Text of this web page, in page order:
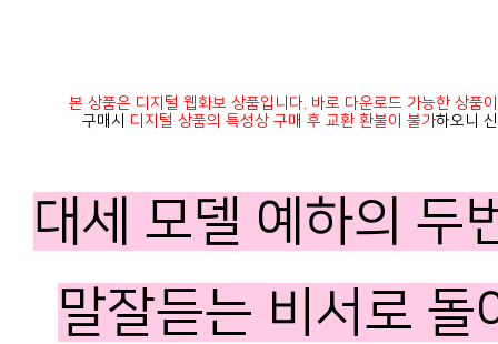
본 상품은 디지털 웹화보 상품입니다. 바로 다운로드 가능한 상품
구매시 디지털 상품의 특성상 구매 후 교환 환불이 불가하오니
대세 모델 예하의 두
말잘듣는 비서로 돌